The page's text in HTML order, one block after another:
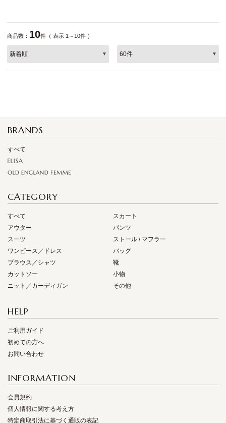
商品数： 10件（ 表示 1～10件 ）
BRANDS
すべて
CATEGORY
すべて
アウター
スーツ
ワンピース／ドレス
ブラウス／シャツ
カットソー
ニット／カーディガン
スカート
パンツ
ストール / マフラー
バッグ
靴
小物
その他
HELP
ご利用ガイド
初めての方へ
お問い合わせ
INFORMATION
会員規約
個人情報に関する考え方
特定商取引法に基づく通販の表記